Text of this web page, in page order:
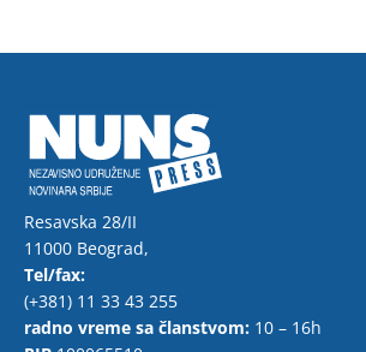
Resavska 28/II
11000 Beograd,
Tel/fax:
(+381) 11 33 43 255
radno vreme sa članstvom: 10 – 16h